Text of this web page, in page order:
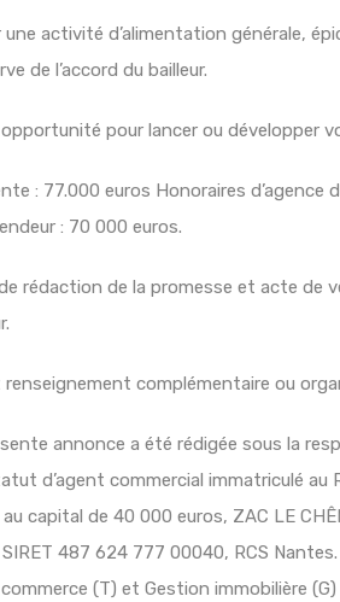
une activité d’alimentation générale,
de l’accord du bailleur.
opportunité pour lancer ou développer
: 77.000 euros Honoraires d’agence
: 70 000 euros.
rédaction de la promesse et acte de
complémentaire ou
annonce a été rédigée sous la
d’agent commercial immatriculé au
au capital de 40 000 euros, ZAC LE
SIRET 487 624 777 00040, RCS
(T) et Gestion immobilière